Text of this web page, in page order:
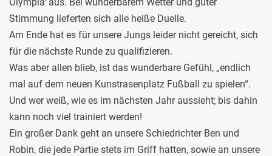
Stimmung lieferten sich alle heiße Duelle.
Am Ende hat es für unsere Jungs leider nicht gereicht, sich
für die nächste Runde zu qualifizieren.
Was aber allen blieb, ist das wunderbare Gefühl, „endlich
mal auf dem neuen Kunstrasenplatz Fußball zu spielen“.
Und wer weiß, wie es im nächsten Jahr aussieht; bis dahin
kann noch viel trainiert werden!
Ein großer Dank geht an unsere Schiedrichter Ben und
Robin, die jede Partie stets im Griff hatten, sowie an unsere